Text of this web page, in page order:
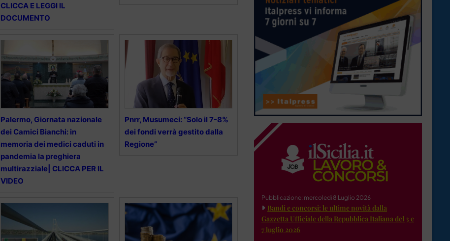
CLICCA E LEGGI IL
DOCUMENTO
Palermo, Giornata nazionale
dei Camici Bianchi: in
memoria dei medici caduti in
pandemia la preghiera
multirazziale| CLICCA PER IL
VIDEO
Pnrr, Musumeci: “Solo il 7-8%
dei fondi verrà gestito dalla
Regione”
Pubblicazione: mercoledì 8 Luglio 2026
Bandi e concorsi: le ultime novità dalla
Gazzetta Ufficiale della Repubblica Italiana del 3 e
7 luglio 2026